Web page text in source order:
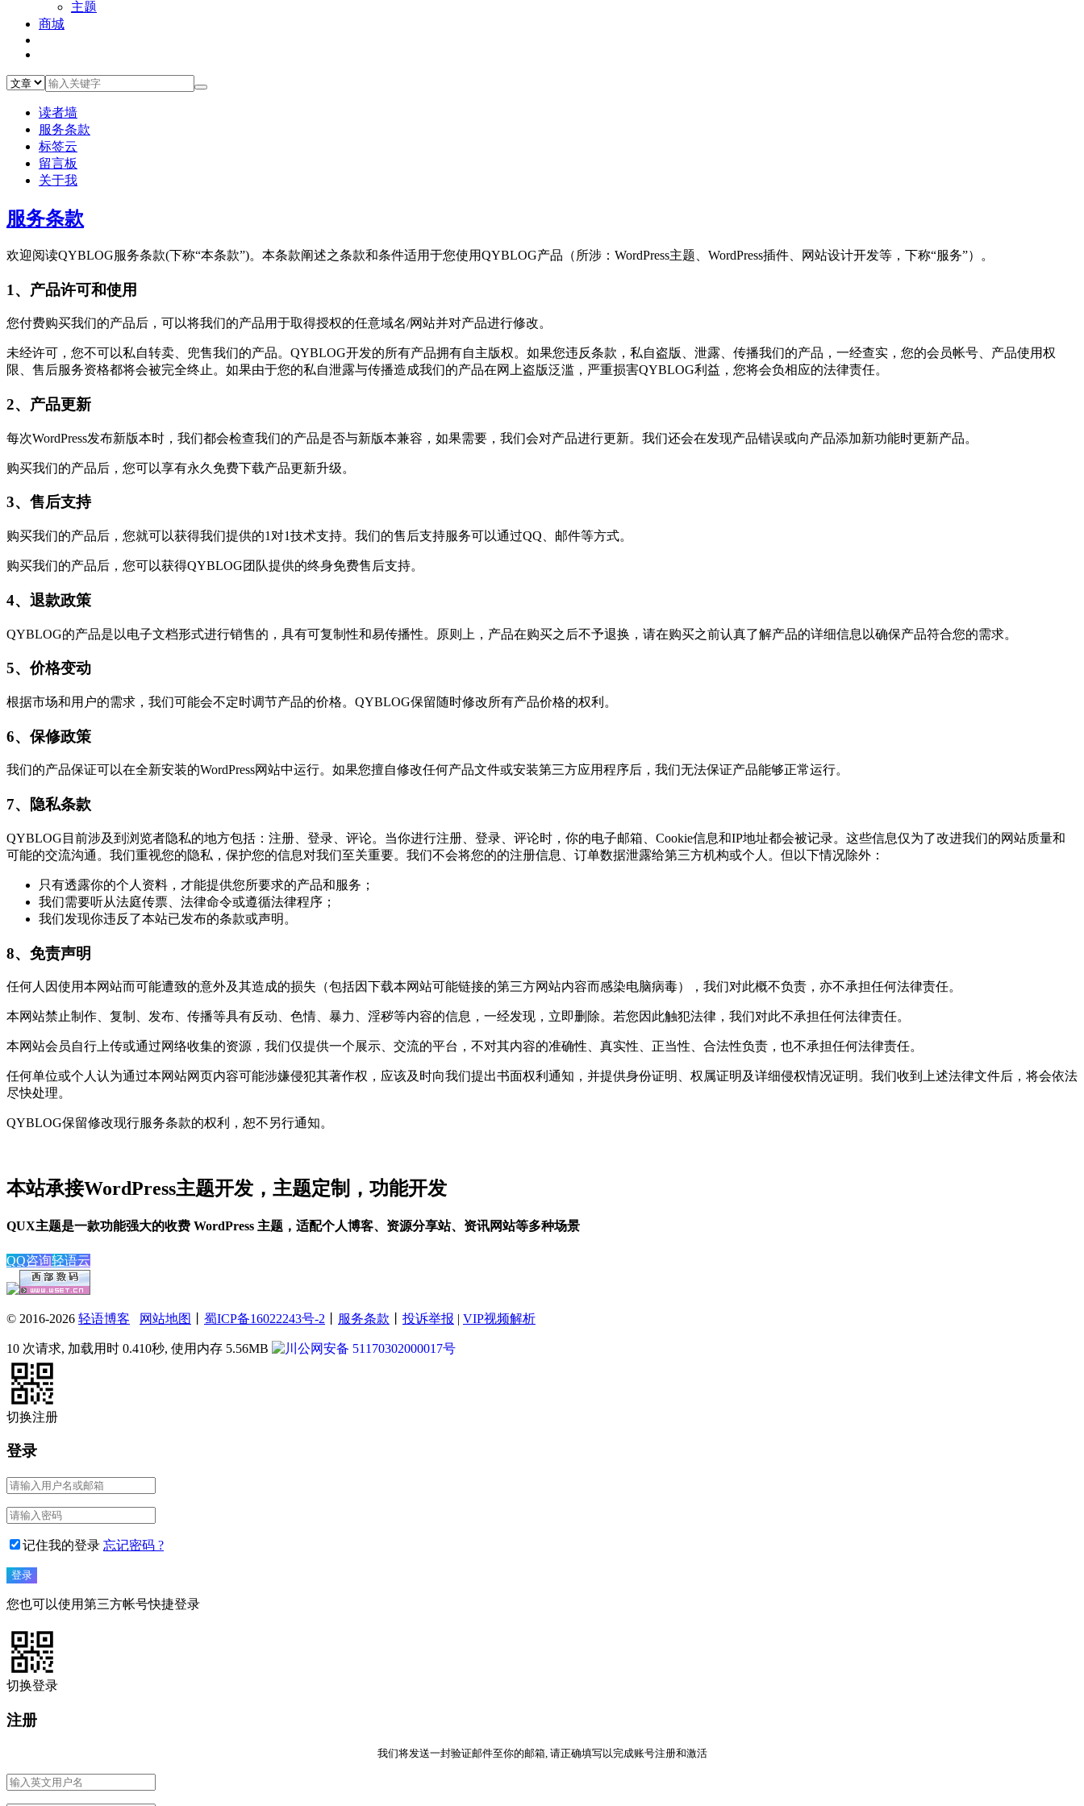
主题
商城
读者墙
服务条款
标签云
留言板
关于我
服务条款
欢迎阅读QYBLOG服务条款(下称“本条款”)。本条款阐述之条款和条件适用于您使用QYBLOG产品（所涉：WordPress主题、WordPress插件、网站设计开发等，下称“服务”）。
1、产品许可和使用
您付费购买我们的产品后，可以将我们的产品用于取得授权的任意域名/网站并对产品进行修改。
未经许可，您不可以私自转卖、兜售我们的产品。QYBLOG开发的所有产品拥有自主版权。如果您违反条款，私自盗版、泄露、传播我们的产品，一经查实，您的会员帐号、产品使用权
限、售后服务资格都将会被完全终止。如果由于您的私自泄露与传播造成我们的产品在网上盗版泛滥，严重损害QYBLOG利益，您将会负相应的法律责任。
2、产品更新
每次WordPress发布新版本时，我们都会检查我们的产品是否与新版本兼容，如果需要，我们会对产品进行更新。我们还会在发现产品错误或向产品添加新功能时更新产品。
购买我们的产品后，您可以享有永久免费下载产品更新升级。
3、售后支持
购买我们的产品后，您就可以获得我们提供的1对1技术支持。我们的售后支持服务可以通过QQ、邮件等方式。
购买我们的产品后，您可以获得QYBLOG团队提供的终身免费售后支持。
4、退款政策
QYBLOG的产品是以电子文档形式进行销售的，具有可复制性和易传播性。原则上，产品在购买之后不予退换，请在购买之前认真了解产品的详细信息以确保产品符合您的需求。
5、价格变动
根据市场和用户的需求，我们可能会不定时调节产品的价格。QYBLOG保留随时修改所有产品价格的权利。
6、保修政策
我们的产品保证可以在全新安装的WordPress网站中运行。如果您擅自修改任何产品文件或安装第三方应用程序后，我们无法保证产品能够正常运行。
7、隐私条款
QYBLOG目前涉及到浏览者隐私的地方包括：注册、登录、评论。当你进行注册、登录、评论时，你的电子邮箱、Cookie信息和IP地址都会被记录。这些信息仅为了改进我们的网站质量和
可能的交流沟通。我们重视您的隐私，保护您的信息对我们至关重要。我们不会将您的的注册信息、订单数据泄露给第三方机构或个人。但以下情况除外：
只有透露你的个人资料，才能提供您所要求的产品和服务；
我们需要听从法庭传票、法律命令或遵循法律程序；
我们发现你违反了本站已发布的条款或声明。
8、免责声明
任何人因使用本网站而可能遭致的意外及其造成的损失（包括因下载本网站可能链接的第三方网站内容而感染电脑病毒），我们对此概不负责，亦不承担任何法律责任。
本网站禁止制作、复制、发布、传播等具有反动、色情、暴力、淫秽等内容的信息，一经发现，立即删除。若您因此触犯法律，我们对此不承担任何法律责任。
本网站会员自行上传或通过网络收集的资源，我们仅提供一个展示、交流的平台，不对其内容的准确性、真实性、正当性、合法性负责，也不承担任何法律责任。
任何单位或个人认为通过本网站网页内容可能涉嫌侵犯其著作权，应该及时向我们提出书面权利通知，并提供身份证明、权属证明及详细侵权情况证明。我们收到上述法律文件后，将会依法
尽快处理。
QYBLOG保留修改现行服务条款的权利，恕不另行通知。
本站承接WordPress主题开发，主题定制，功能开发
QUX主题是一款功能强大的收费 WordPress 主题，适配个人博客、资源分享站、资讯网站等多种场景
QQ咨询轻语云
© 2016-2026 轻语博客 网站地图 蜀ICP备16022243号-2 服务条款 投诉举报 | VIP视频解析
10 次请求, 加载用时 0.410秒, 使用内存 5.56MB 川公网安备 51170302000017号
切换注册
登录
记住我的登录 忘记密码 ?
您也可以使用第三方帐号快捷登录
切换登录
注册
我们将发送一封验证邮件至你的邮箱, 请正确填写以完成账号注册和激活